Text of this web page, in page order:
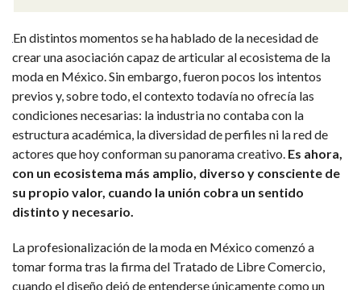
En distintos momentos se ha hablado de la necesidad de
crear una asociación capaz de articular al ecosistema de la
moda en México. Sin embargo, fueron pocos los intentos
previos y, sobre todo, el contexto todavía no ofrecía las
condiciones necesarias: la industria no contaba con la
estructura académica, la diversidad de perfiles ni la red de
actores que hoy conforman su panorama creativo. Es ahora,
con un ecosistema más amplio, diverso y consciente de
su propio valor, cuando la unión cobra un sentido
distinto y necesario.
La profesionalización de la moda en México comenzó a
tomar forma tras la firma del Tratado de Libre Comercio,
cuando el diseño dejó de entenderse únicamente como un